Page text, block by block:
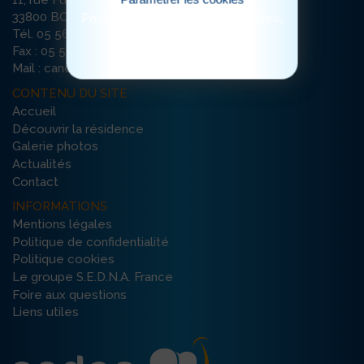
33800 BORDEAUX
Tél. 05 56 79 65 65
Fax : 05 56 79 35 74
Mail : canopee-bordeaux@ehpad-sedna.fr
CONTENU DU SITE
Accueil
Découvrir la résidence
Galerie photos
Actualités
Contact
INFORMATIONS
Mentions légales
Politique de confidentialité
Politique cookies
Le groupe S.E.D.N.A. France
Foire aux questions
Liens utiles